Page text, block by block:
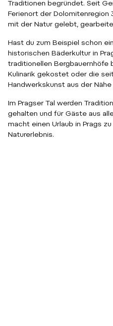
Traditionen begründet. Seit
Ferienort der Dolomitenregion
mit der Natur gelebt,
Hast du zum Beispiel schon
historischen Bäderkultur in
traditionellen Bergbauernhöfe
Kulinarik gekostet oder die
Handwerkskunst aus der
Im Pragser Tal werden
gehalten und für Gäste aus
macht einen Urlaub in Prags
Naturerlebnis.